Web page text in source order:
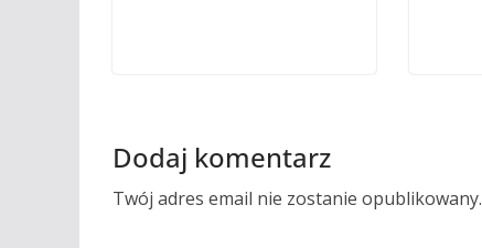
Dodaj komentarz
Twój adres email nie zostanie opublikowany.